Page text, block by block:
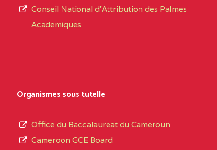
CENTRE
COLLEGE PRIVE
CENTRE
COLLEGE PRIVE LAIC
SAINT MICHEL
d’éducation
de
Conseil National d'Attribution des Palmes
Academiques
Organismes sous tutelle
Office du Baccalaureat du Cameroun
Cameroon GCE Board